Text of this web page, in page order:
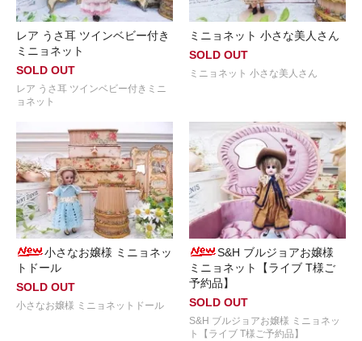
レア うさ耳 ツインベビー付き
ミニョネット
SOLD OUT
レア うさ耳 ツインベビー付きミニ
ョネット
ミニョネット 小さな美人さん
SOLD OUT
ミニョネット 小さな美人さん
小さなお嬢様 ミニョネッ
トドール
SOLD OUT
小さなお嬢様 ミニョネットドール
S&H ブルジョアお嬢様
ミニョネット【ライブ T様ご
予約品】
SOLD OUT
S&H ブルジョアお嬢様 ミニョネッ
ト【ライブ T様ご予約品】